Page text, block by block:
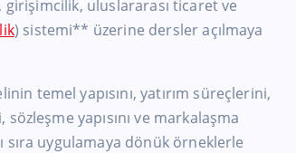
uluslararası ticaret ve
) sistemi** üzerine dersler açılmaya
temel yapısını, yatırım süreçlerini,
yapısını ve markalaşma
uygulamaya dönük örneklerle